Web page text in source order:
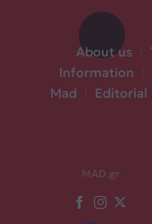
About us
Information
Mad
Editorial
MAD.gr